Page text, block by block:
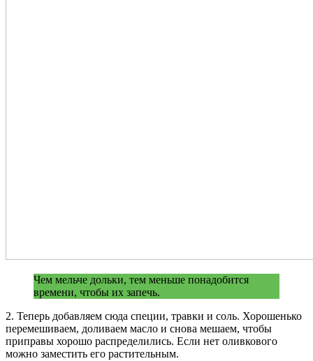
Чем мельче дольки, тем меньше понадобится
времени, чтобы их запечь.
2. Теперь добавляем сюда специи, травки и соль. Хорошенько
перемешиваем, доливаем масло и снова мешаем, чтобы
приправы хорошо распределились. Если нет оливкового
можно заместить его растительным.